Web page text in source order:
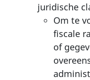
juridische
Om te
fiscale
of